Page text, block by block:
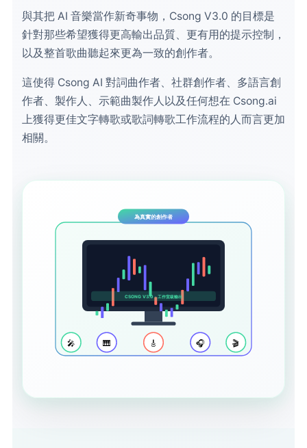
與其把 AI 音樂當作新奇事物，Csong V3.0 的目標是
針對那些希望獲得更高輸出品質、更有用的提示控制，
以及整首歌曲聽起來更為一致的創作者。
這使得 Csong AI 對詞曲作者、社群創作者、多語言創
作者、製作人、示範曲製作人以及任何想在 Csong.ai
上獲得更佳文字轉歌或歌詞轉歌工作流程的人而言更加
相關。
CSONG V3.0 · 工作室級輸出
🎤 🎹 🎸 🎧 🎬
為真實的創作者